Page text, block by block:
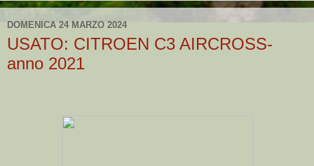
DOMENICA 24 MARZO 2024
USATO: CITROEN C3 AIRCROSS-
anno 2021